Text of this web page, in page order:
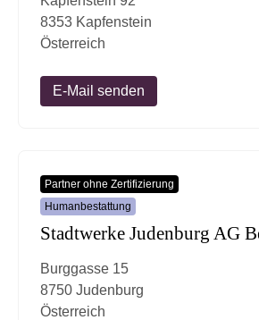
8353 Kapfenstein
Österreich
E-Mail senden
Partner ohne Zertifizierung
Humanbestattung
Stadtwerke Judenburg AG
Burggasse 15
8750 Judenburg
Österreich